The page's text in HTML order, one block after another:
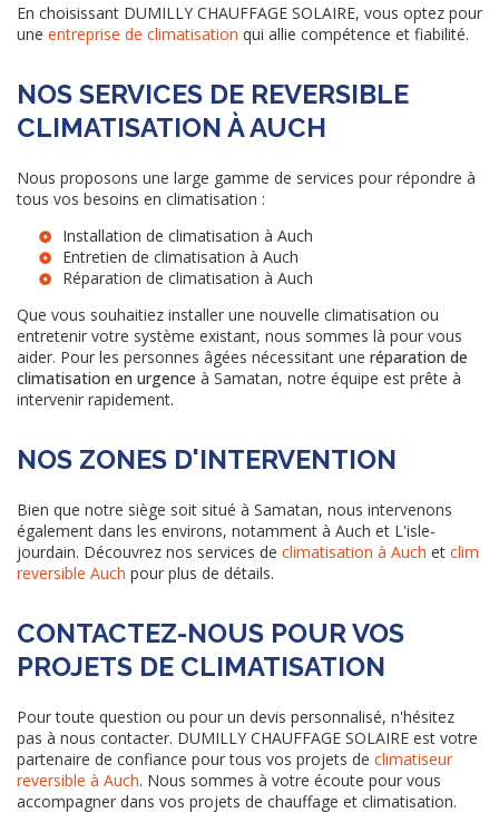
En choisissant DUMILLY CHAUFFAGE SOLAIRE, vous optez pour
une entreprise de climatisation qui allie compétence et fiabilité.
NOS SERVICES DE REVERSIBLE
CLIMATISATION À AUCH
Nous proposons une large gamme de services pour répondre à
tous vos besoins en climatisation :
Installation de climatisation à Auch
Entretien de climatisation à Auch
Réparation de climatisation à Auch
Que vous souhaitiez installer une nouvelle climatisation ou
entretenir votre système existant, nous sommes là pour vous
aider. Pour les personnes âgées nécessitant une réparation de
climatisation en urgence à Samatan, notre équipe est prête à
intervenir rapidement.
NOS ZONES D'INTERVENTION
Bien que notre siège soit situé à Samatan, nous intervenons
également dans les environs, notamment à Auch et L'isle-
jourdain. Découvrez nos services de climatisation à Auch et clim
reversible Auch pour plus de détails.
CONTACTEZ-NOUS POUR VOS
PROJETS DE CLIMATISATION
Pour toute question ou pour un devis personnalisé, n'hésitez
pas à nous contacter. DUMILLY CHAUFFAGE SOLAIRE est votre
partenaire de confiance pour tous vos projets de climatiseur
reversible à Auch. Nous sommes à votre écoute pour vous
accompagner dans vos projets de chauffage et climatisation.